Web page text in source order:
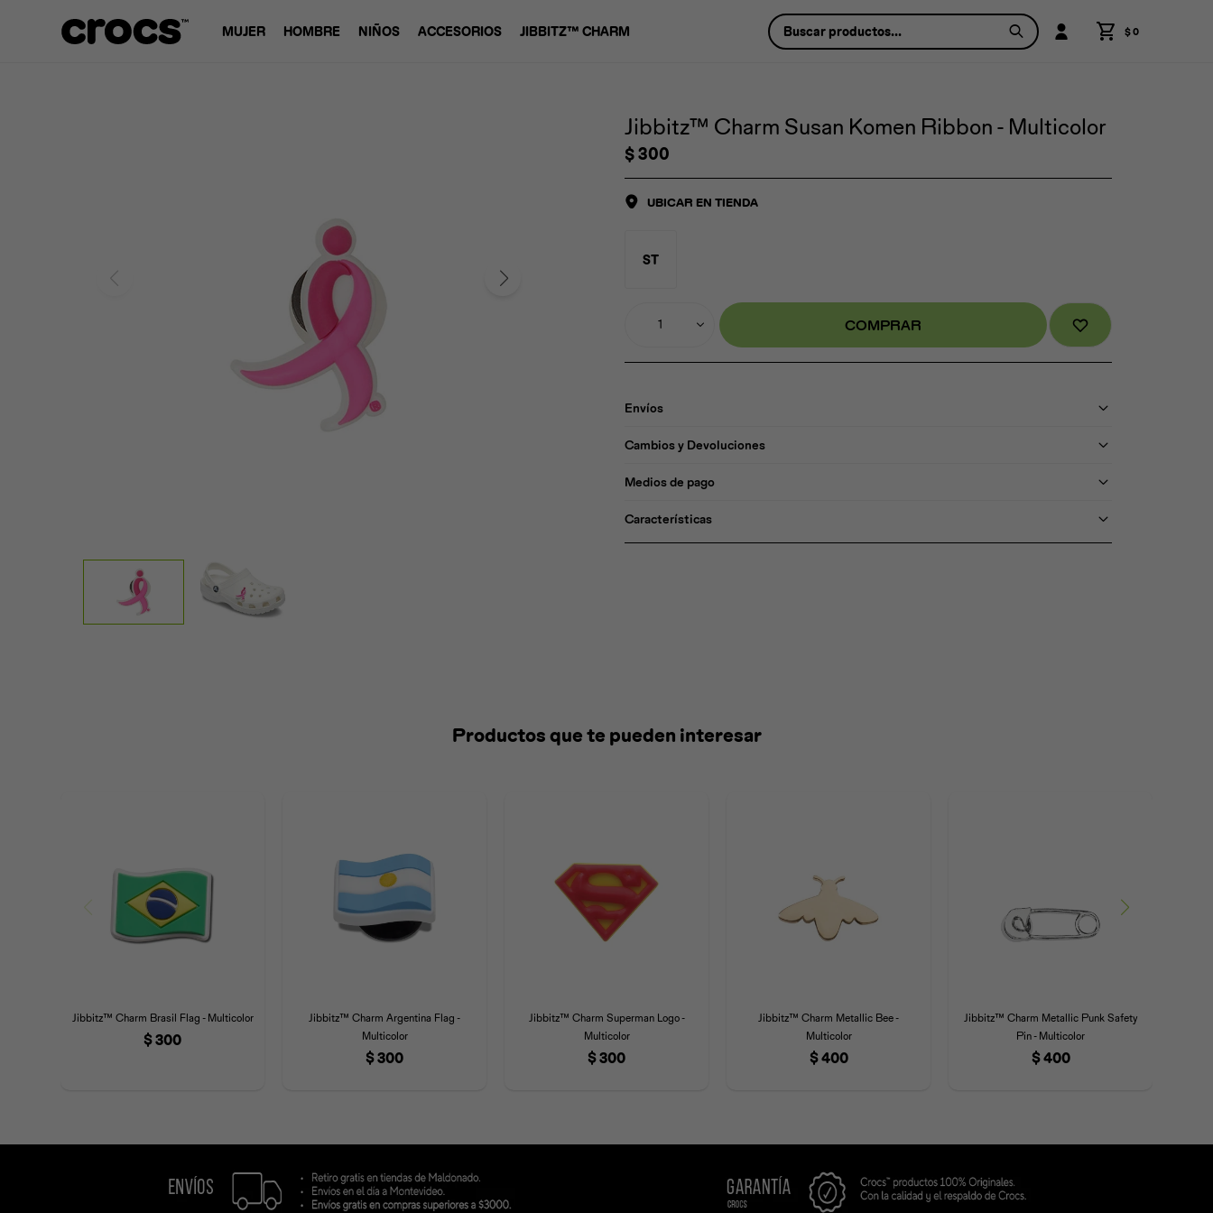
MUJER HOMBRE NIÑOS ACCESORIOS JIBBITZ™ CHARM $0
Jibbitz™ Charm Susan Komen Ribbon - Multicolor
$300
UBICAR EN TIENDA
ST
1 COMPRAR
Envíos
Cambios y Devoluciones
Medios de pago
Características
Productos que te pueden interesar
Jibbitz™ Charm Brasil Flag - Multicolor
$300
Jibbitz™ Charm Argentina Flag -
Multicolor
$300
Jibbitz™ Charm Superman Logo -
Multicolor
$300
Jibbitz™ Charm Metallic Bee -
Multicolor
$400
Jibbitz™ Charm Metallic Punk Safety
Pin - Multicolor
$400